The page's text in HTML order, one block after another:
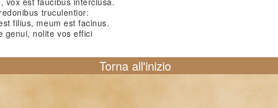
truculentior:
filius, meum est facinus.
genui, nolite vos effici
Torna all'inizio